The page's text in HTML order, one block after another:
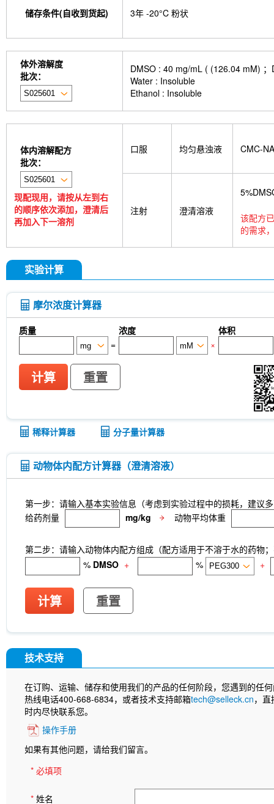
储存条件(自收到货起) 3年 -20°C 粉状
体外溶解度
批次：
DMSO : 40 mg/mL ( (126.04 mM)
Water : Insoluble
Ethanol : Insoluble
体内溶解配方
批次：
现配现用，请按从左到右
的顺序依次添加，澄清后
再加入下一溶剂
口服 均匀悬浊液 CMC-NA
注射 澄清溶液
该配方
的需求
实验计算
摩尔浓度计算器
质量 浓度
体积
=
×
计算 重置
稀释计算器 分子量计算器
动物体内配方计算器（澄清溶液）
第一步：请输入基本实验信息（考虑到实验过程中的损耗，建议
给药剂量
mg/kg 动物平均体重
第二步：请输入动物体内配方组成（配方适用于不溶于水的药物
% DMSO + % +
计算 重置
技术支持
在订购、运输、储存和使用我们的产品的任何阶段，您遇到的任
热线电话400-668-6834，或者技术支持邮箱tech@selleck.cn，
时内尽快联系您。
操作手册
如果有其他问题，请给我们留言。
* 必填项
* 姓名